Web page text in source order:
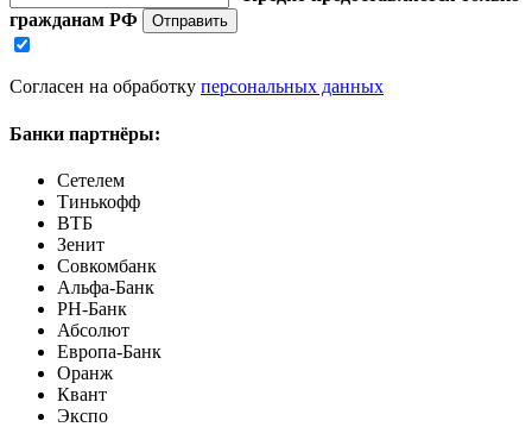
гражданам РФ
Отправить
Согласен на обработку персональных данных
Банки партнёры:
Сетелем
Тинькофф
ВТБ
Зенит
Совкомбанк
Альфа-Банк
РН-Банк
Абсолют
Европа-Банк
Оранж
Квант
Экспо